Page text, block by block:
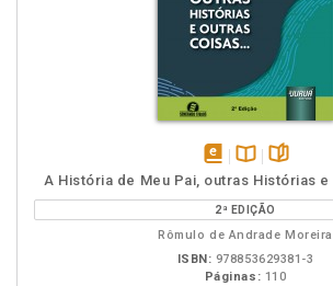
disponível
em
eBook
Disponível
na
B.V.
páginas
A História de Meu Pai, outras Histórias e
2ª EDIÇÃO
Rômulo de Andrade Moreira
ISBN: 978853629381-3
Páginas: 110